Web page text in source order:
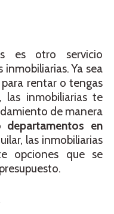
es otro servicio
Ya sea
rentar o tengas
las inmobiliarias te
de manera
departamentos en
las inmobiliarias
opciones que se